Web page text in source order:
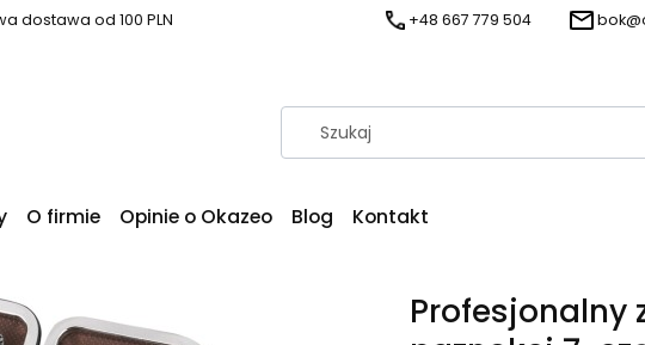
dostawa od 100 PLN +48 667 779 504
O firmie Opinie o Okazeo Blog Kontakt
Profesjonalny